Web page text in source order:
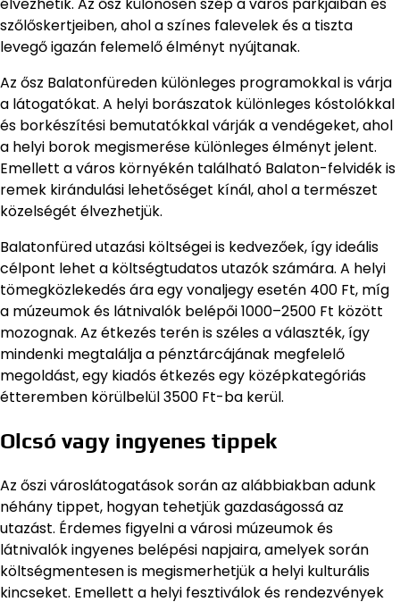
szőlőskertjeiben, ahol a színes falevelek és a tiszta
levegő igazán felemelő élményt nyújtanak.
Az ősz Balatonfüreden különleges programokkal is várja
a látogatókat. A helyi borászatok különleges kóstolókkal
és borkészítési bemutatókkal várják a vendégeket, ahol
a helyi borok megismerése különleges élményt jelent.
Emellett a város környékén található Balaton-felvidék is
remek kirándulási lehetőséget kínál, ahol a természet
közelségét élvezhetjük.
Balatonfüred utazási költségei is kedvezőek, így ideális
célpont lehet a költségtudatos utazók számára. A helyi
tömegközlekedés ára egy vonaljegy esetén 400 Ft, míg
a múzeumok és látnivalók belépői 1000–2500 Ft között
mozognak. Az étkezés terén is széles a választék, így
mindenki megtalálja a pénztárcájának megfelelő
megoldást, egy kiadós étkezés egy középkategóriás
étteremben körülbelül 3500 Ft-ba kerül.
Olcsó vagy ingyenes tippek
Az őszi városlátogatások során az alábbiakban adunk
néhány tippet, hogyan tehetjük gazdaságossá az
utazást. Érdemes figyelni a városi múzeumok és
látnivalók ingyenes belépési napjaira, amelyek során
költségmentesen is megismerhetjük a helyi kulturális
kincseket. Emellett a helyi fesztiválok és rendezvények